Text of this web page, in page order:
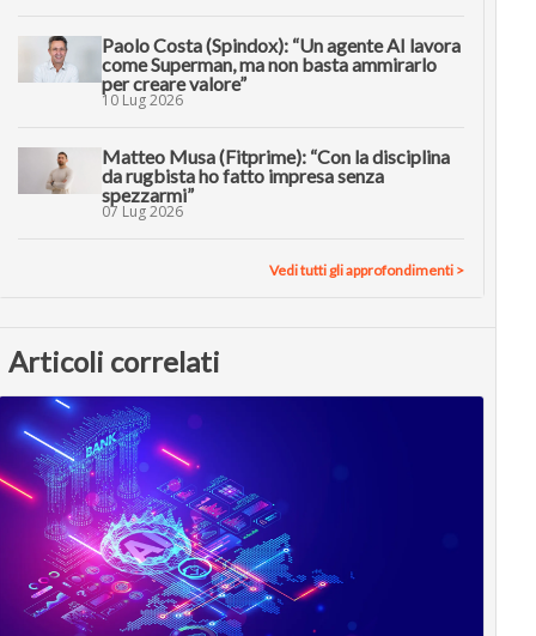
Paolo Costa (Spindox): “Un agente AI lavora
come Superman, ma non basta ammirarlo
per creare valore”
10 Lug 2026
Matteo Musa (Fitprime): “Con la disciplina
da rugbista ho fatto impresa senza
spezzarmi”
07 Lug 2026
Vedi tutti gli approfondimenti >
Articoli correlati